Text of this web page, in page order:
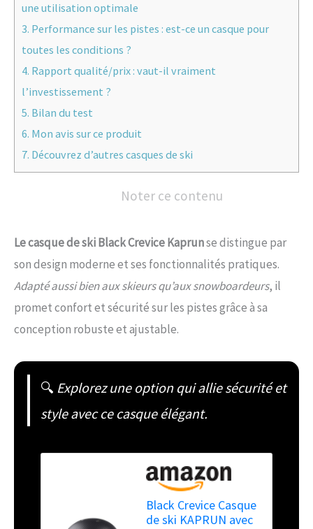
une utilisation optimale
3. Performance sur les pistes : est-ce un casque pour
toutes les conditions ?
4. Rapport qualité/prix : vaut-il vraiment
l’investissement ?
5. Bilan du test
6. Mon avis sur ce produit
7. Découvrez d’autres casques de ski
Noter ce contenu
Le casque de ski Black Crevice Kaprunse distingue par
son design moderne et ses fonctionnalités pratiques.
Adapté aussi bien aux skieurs qu’aux snowboardeurs, il
promet confort et sécurité sur les pistes grâce à sa
conception robuste et ajustable.
🔍 Explorez une option qui allie sécurité et
style avec ce casque élégant.
Black Crevice Casque
de ski KAPRUN avec